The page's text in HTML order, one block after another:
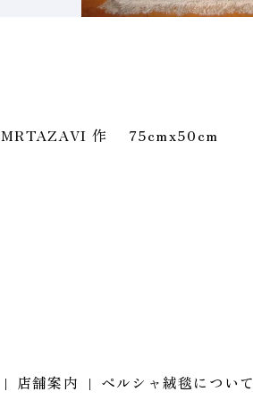
MRTAZAVI 作 75cmx50cm
店舗案内 ペルシャ絨毯について